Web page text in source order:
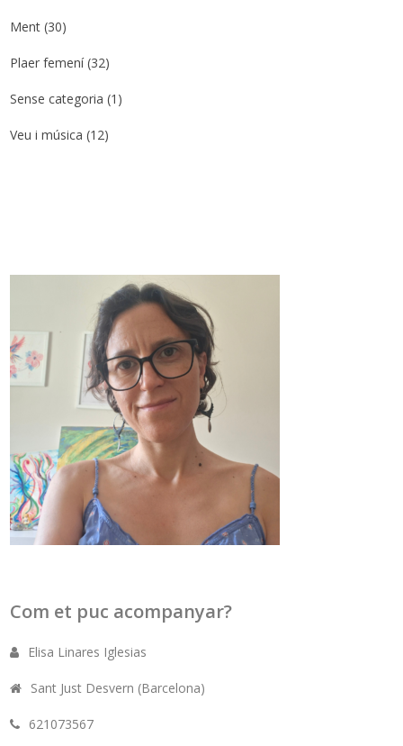
Ment (30)
Plaer femení(32)
Sense categoria (1)
Veu i música (12)
Com et puc acompanyar?
Elisa Linares Iglesias
Sant Just Desvern (Barcelona)
621073567